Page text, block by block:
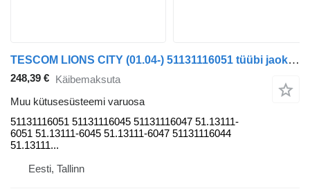
TESCOM LIONS CITY (01.04-) 51131116051 tüübi jaoks bussi MAN
248,39 € Käibemaksuta
Muu kütusesüsteemi varuosa
51131116051 51131116045 51131116047 51.13111-
6051 51.13111-6045 51.13111-6047 51131116044
51.13111...
Eesti, Tallinn